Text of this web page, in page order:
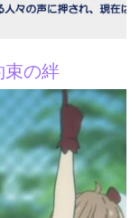
束の絆